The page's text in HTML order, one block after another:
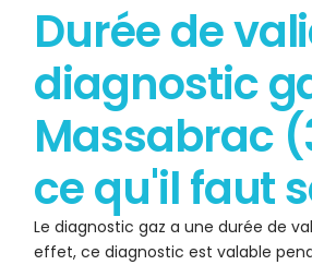
Durée de
diagnostic
Massabrac
ce qu'il faut
Le diagnostic gaz a une durée de
effet, ce diagnostic est valable